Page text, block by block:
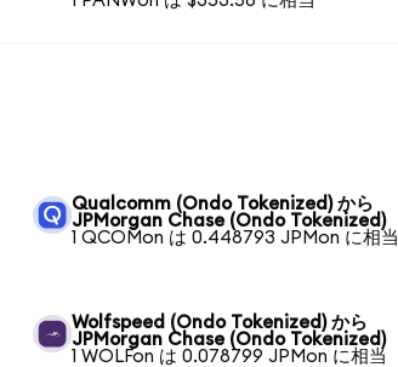
Qualcomm (Ondo Tokenized) から
JPMorgan Chase (Ondo Tokenized)
1 QCOMon は 0.448793 JPMon に相当
Wolfspeed (Ondo Tokenized) から
JPMorgan Chase (Ondo Tokenized)
1 WOLFon は 0.078799 JPMon に相当